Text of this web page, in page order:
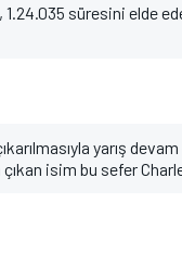
süresini elde
yarış
çıkan isim bu sefer